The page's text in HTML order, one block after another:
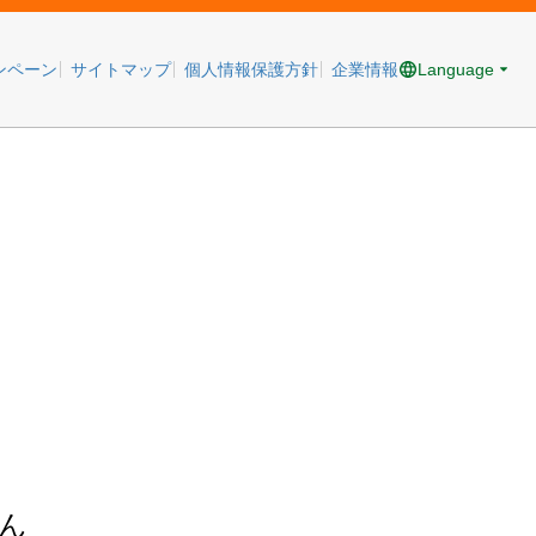
ペーン サイトマップ 個人情報保護方針 企業情報 Language